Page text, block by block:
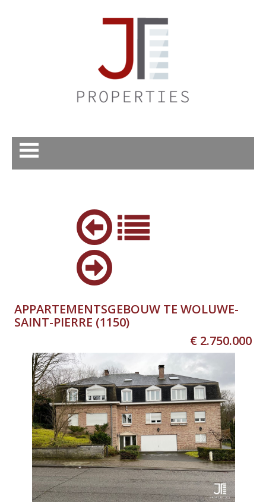
APPARTEMENTSGEBOUW TE WOLUWE-
SAINT-PIERRE (1150)
€ 2.750.000